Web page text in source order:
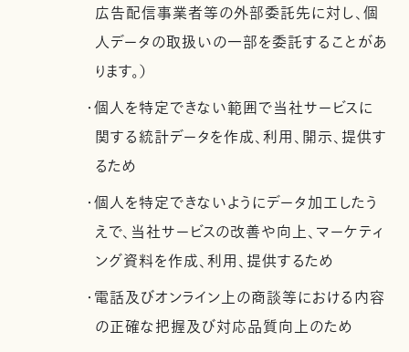
広告配信事業者等の外部委託先に対し、個
人データの取扱いの一部を委託することがあ
ります。）
・個人を特定できない範囲で当社サービスに
関する統計データを作成、利用、開示、提供す
るため
・個人を特定できないようにデータ加工したう
えで、当社サービスの改善や向上、マーケティ
ング資料を作成、利用、提供するため
・電話及びオンライン上の商談等における内容
の正確な把握及び対応品質向上のため